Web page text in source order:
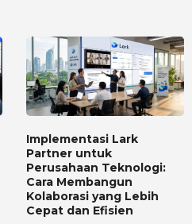
Implementasi Lark
Partner untuk
Perusahaan Teknologi:
Cara Membangun
Kolaborasi yang Lebih
Cepat dan Efisien